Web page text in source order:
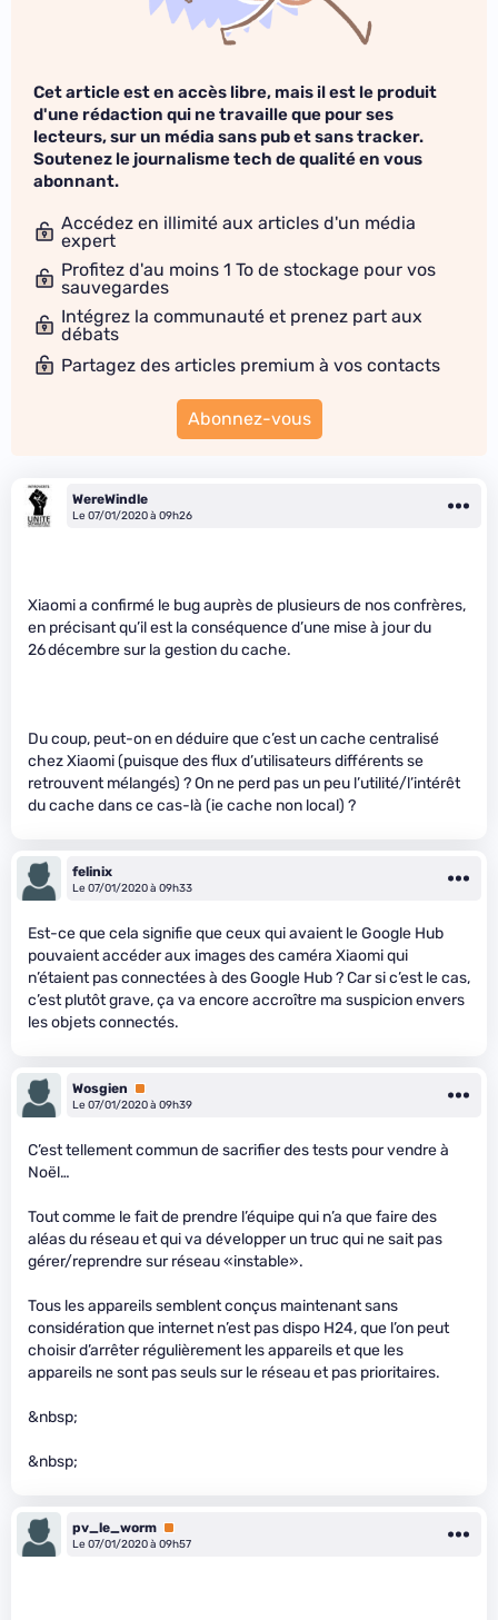
Cet article est en accès libre, mais il est le produit
d'une rédaction qui ne travaille que pour ses
lecteurs, sur un média sans pub et sans tracker.
Soutenez le journalisme tech de qualité en vous
abonnant.
Accédez en illimité aux articles d'un média
expert
Profitez d'au moins 1 To de stockage pour vos
sauvegardes
Intégrez la communauté et prenez part aux
débats
Partagez des articles premium à vos contacts
Abonnez-vous
WereWindle
Le 07/01/2020 à 09h26
Xiaomi a confirmé le bug auprès de plusieurs de nos confrères,
en précisant qu’il est la conséquence d’une mise à jour du
26 décembre sur la gestion du cache.
Du coup, peut-on en déduire que c’est un cache centralisé
chez Xiaomi (puisque des flux d’utilisateurs différents se
retrouvent mélangés) ? On ne perd pas un peu l’utilité/l’intérêt
du cache dans ce cas-là (ie cache non local) ?
felinix
Le 07/01/2020 à 09h33
Est-ce que cela signifie que ceux qui avaient le Google Hub
pouvaient accéder aux images des caméra Xiaomi qui
n’étaient pas connectées à des Google Hub ? Car si c’est le cas,
c’est plutôt grave, ça va encore accroître ma suspicion envers
les objets connectés.
Wosgien
Premium
Le 07/01/2020 à 09h39
C’est tellement commun de sacrifier des tests pour vendre à
Noël…
Tout comme le fait de prendre l’équipe qui n’a que faire des
aléas du réseau et qui va développer un truc qui ne sait pas
gérer/reprendre sur réseau «instable».
Tous les appareils semblent conçus maintenant sans
considération que internet n’est pas dispo H24, que l’on peut
choisir d’arrêter régulièrement les appareils et que les
appareils ne sont pas seuls sur le réseau et pas prioritaires.
&nbsp;
&nbsp;
pv_le_worm Premium
Le 07/01/2020 à 09h57